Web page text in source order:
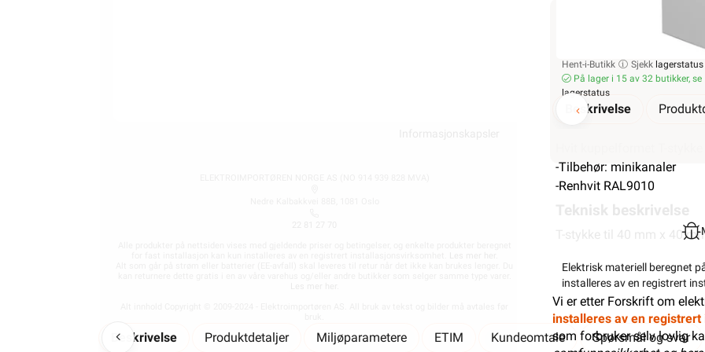
Artikler og
Varsling og
Beskrivelse
Hvit kuppelformet T-
-Tilbehør: minikanaler
-Renhvit RAL9010
T-stykke til 40 mm x 40
Vi er etter Forskrift om
installeres av en registrert
som forbruker selv lovlig
Min
Hent-i-Butikk
Sjekk lagerstatus
På lager i 15 av 32 butikker, se
lagerstatus
Elektrisk materiell beregnet
installeres av en registrert
Beskrivelse Produktdetaljer Miljøparametere ETIM Kundeomtale Spørsmål og svar